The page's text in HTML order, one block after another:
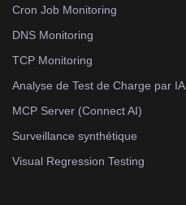
Cron Job Monitoring
DNS Monitoring
TCP Monitoring
Analyse de Test de Charge par IA
MCP Server (Connect AI)
Surveillance synthétique
Visual Regression Testing